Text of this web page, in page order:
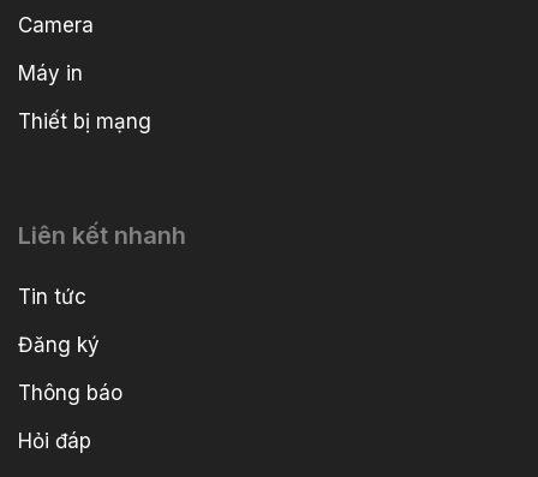
Camera
Máy in
Thiết bị mạng
Liên kết nhanh
Tin tức
Đăng ký
Thông báo
Hỏi đáp